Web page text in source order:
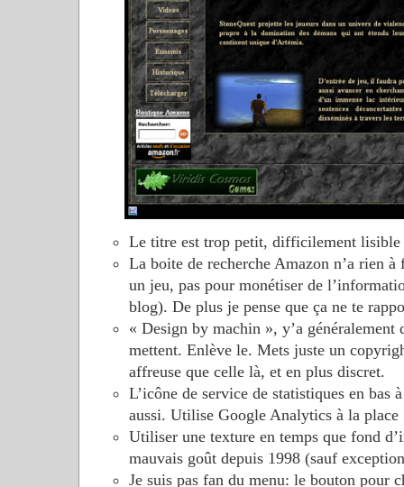
Le titre est trop petit, difficilement lisible
La boite de recherche Amazon n’a rien
un jeu, pas pour monétiser de
blog). De plus je pense que ça ne te
« Design by machin », y’a généralement
mettent. Enlève le. Mets juste un
affreuse que celle là, et en plus discret.
L’icône de service de statistiques en bas
aussi. Utilise Google Analytics à la place
Utiliser une texture en temps que fond
mauvais goût depuis 1998 (sauf
Je suis pas fan du menu: le bouton pour